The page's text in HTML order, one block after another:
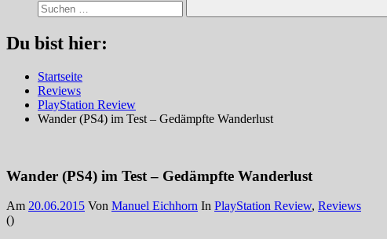
Suchen
Du bist hier:
Startseite
Reviews
PlayStation Review
Wander (PS4) im Test – Gedämpfte Wanderlust
Wander (PS4) im Test – Gedämpfte Wanderlust
Am 20.06.2015 Von Manuel Eichhorn In PlayStation Review, Reviews
()